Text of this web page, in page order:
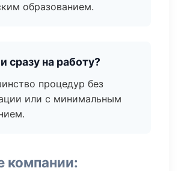
образованием.
сразу на работу?
процедур без
или с минимальным
компании: